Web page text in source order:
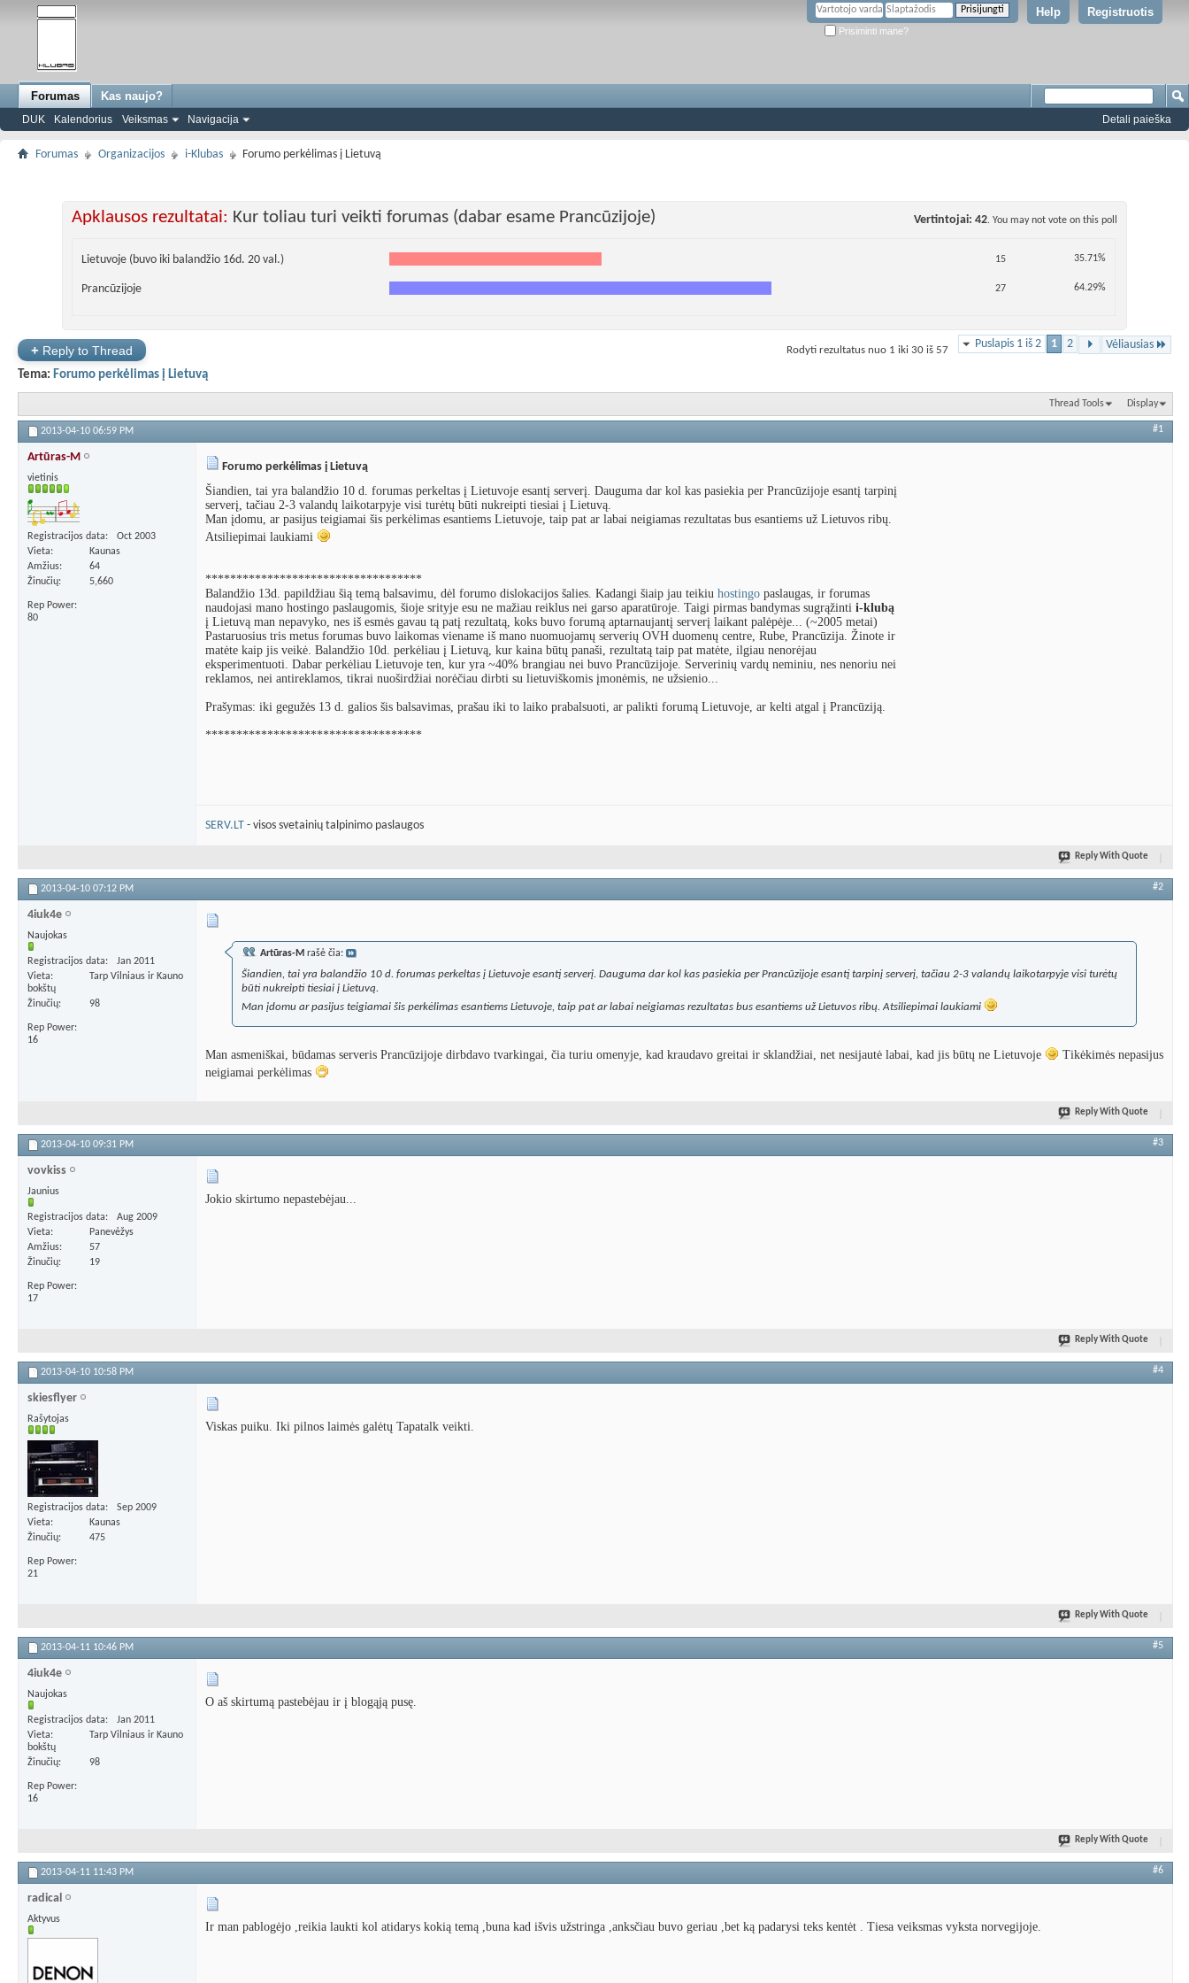
Registruotis
Help
Prisiminti mane?
Forumas
DUK Kalendorius Veiksmas Navigacija
Kas naujo?
Detali paieška
Forumas Organizacijos i-Klubas Forumo perkėlimas į Lietuvą
Apklausos rezultatai: Kur toliau turi veikti forumas (dabar esame Prancūzijoje) Vertintojai 42. You may not vote on this poll
Lietuvoje (buvo iki balandžio 16d. 20 val.) 15 35.71%
Prancūzijoje 27 64.29%
+ Reply to Thread Puslapis 1 iš 2 1 2 Vėliausias
Rodyti rezultatus nuo 1 iki 30 iš 57
Tema: Forumo perkėlimas į Lietuvą
Thread Tools Display
2013-04-10 06:59 PM #1
Artūras-M
vietinis
Registracijos data
Oct 2003
Vieta
Kaunas
Amžius
64
Žinučių
5,660
Rep Power
80
Forumo perkėlimas į Lietuvą
Šiandien, tai yra balandžio 10 d. forumas perkeltas į Lietuvoje esantį serverį. Dauguma dar kol kas pasiekia per Prancūzijoje esantį tarpinį
serverį, tačiau 2-3 valandų laikotarpyje visi turėtų būti nukreipti tiesiai į Lietuvą.
Man įdomu, ar pasijus teigiamai šis perkėlimas esantiems Lietuvoje, taip pat ar labai neigiamas rezultatas bus esantiems už Lietuvos ribų.
Atsiliepimai laukiami
***********************************
Balandžio 13d. papildžiau šią temą balsavimu, dėl forumo dislokacijos šalies. Kadangi šiaip jau teikiu hostingo paslaugas, ir forumas
naudojasi mano hostingo paslaugomis, šioje srityje esu ne mažiau reiklus nei garso aparatūroje. Taigi pirmas bandymas sugrąžinti i-klubą
į Lietuvą man nepavyko, nes iš esmės gavau tą patį rezultatą, koks buvo forumą aptarnaujantį serverį laikant palėpėje... (~2005 metai)
Pastaruosius tris metus forumas buvo laikomas viename iš mano nuomuojamų serverių OVH duomenų centre, Rube, Prancūzija. Žinote ir
matėte kaip jis veikė. Balandžio 10d. perkėliau į Lietuvą, kur kaina būtų panaši, rezultatą taip pat matėte, ilgiau nenorėjau
eksperimentuoti. Dabar perkėliau Lietuvoje ten, kur yra ~40% brangiau nei buvo Prancūzijoje. Serverinių vardų neminiu, nes nenoriu nei
reklamos, nei antireklamos, tikrai nuoširdžiai norėčiau dirbti su lietuviškomis įmonėmis, ne užsienio...
Prašymas: iki gegužės 13 d. galios šis balsavimas, prašau iki to laiko prabalsuoti, ar palikti forumą Lietuvoje, ar kelti atgal į Prancūziją.
***********************************
SERV.LT - visos svetainių talpinimo paslaugos
Reply With Quote
2013-04-10 07:12 PM #2
4iuk4e
Naujokas
Registracijos data
Jan 2011
Vieta
Tarp Vilniaus ir Kauno
bokštų
Žinučių
98
Rep Power
16
Artūras-M rašė čia:
Šiandien, tai yra balandžio 10 d. forumas perkeltas į Lietuvoje esantį serverį. Dauguma dar kol kas pasiekia per Prancūzijoje esantį tarpinį serverį, tačiau 2-3 valandų laikotarpyje visi turėtų
būti nukreipti tiesiai į Lietuvą.
Man įdomu ar pasijus teigiamai šis perkėlimas esantiems Lietuvoje, taip pat ar labai neigiamas rezultatas bus esantiems už Lietuvos ribų. Atsiliepimai laukiami
Man asmeniškai, būdamas serveris Prancūzijoje dirbdavo tvarkingai, čia turiu omenyje, kad kraudavo greitai ir sklandžiai, net nesijautė labai, kad jis būtų ne Lietuvoje
Tikėkimės nepasijus
neigiamai perkėlimas
Reply With Quote
2013-04-10 09:31 PM #3
vovkiss
Jaunius
Registracijos data
Aug 2009
Vieta
Panevėžys
Amžius
57
Žinučių
19
Rep Power
17
Jokio skirtumo nepastebėjau...
Reply With Quote
2013-04-10 10:58 PM #4
skiesflyer
Rašytojas
Registracijos data
Sep 2009
Vieta
Kaunas
Žinučių
475
Rep Power
21
Viskas puiku. Iki pilnos laimės galėtų Tapatalk veikti.
Reply With Quote
2013-04-11 10:46 PM #5
4iuk4e
Naujokas
Registracijos data
Jan 2011
Vieta
Tarp Vilniaus ir Kauno
bokštų
Žinučių
98
Rep Power
16
O aš skirtumą pastebėjau ir į blogąją pusę.
Reply With Quote
2013-04-11 11:43 PM #6
radical
Aktyvus
Ir man pablogėjo ,reikia laukti kol atidarys kokią temą ,buna kad išvis užstringa ,anksčiau buvo geriau ,bet ką padarysi teks kentėt . Tiesa veiksmas vyksta norvegijoje.